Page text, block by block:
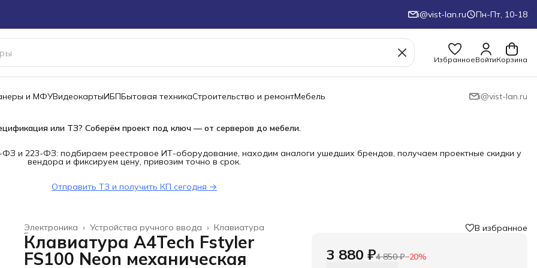
i@vist-lan.ru Пн-Пт, 10-18
ИзбранноеВойтиКорзина
и МФУВидеокартыИБПБытовая техникаСтроительство и ремонтМебель i@vist-lan.ru
или ТЗ? Соберём проект под ключ — от серверов до мебели.
и 223-ФЗ: подбираем реестровое ИТ-оборудование, находим аналоги ушедших брендов, получаем проектные скидки у
вендора и фиксируем цену, привозим точно в срок.
Отправить ТЗ и получить КП сегодня →
Клавиатура
Устройства ручного ввода ›
Электроника ›
Главная
Клавиатура A4Tech Fstyler
FS100 Neon механическая
В избранное
3 880 ₽4 850 ₽−20%